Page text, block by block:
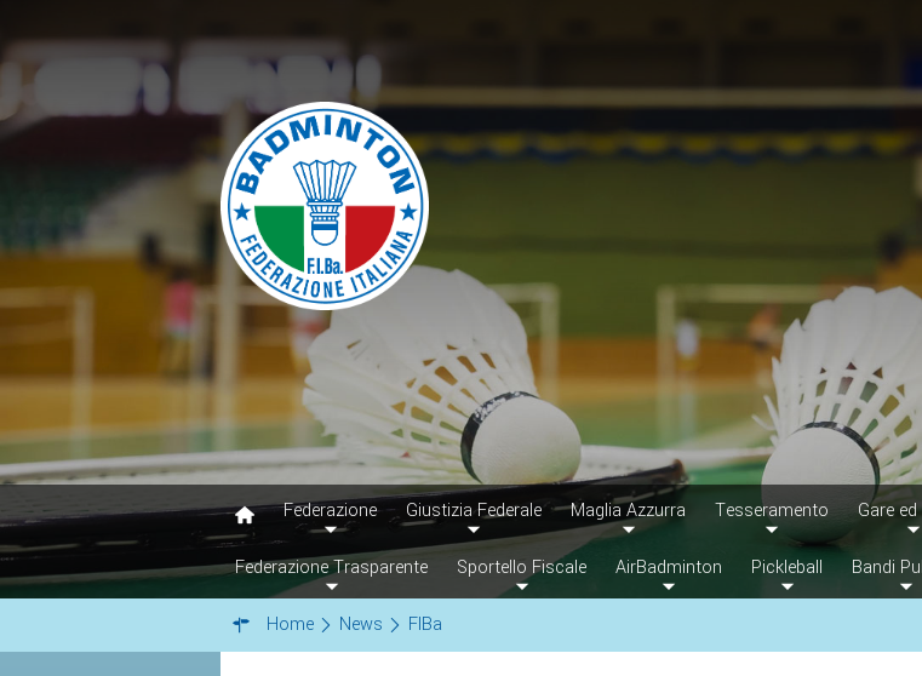
Federazione Giustizia Federale Maglia Azzurra Tesseramento Gare
Federazione Trasparente Sportello Fiscale AirBadminton Pickleball Bandi
Home News FIBa